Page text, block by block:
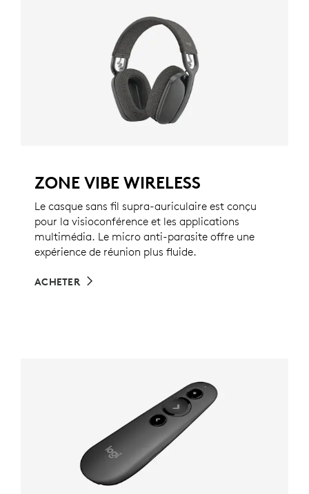
ZONE VIBE WIRELESS
Le casque sans fil supra-auriculaire est conçu
pour la visioconférence et les applications
multimédia. Le micro anti-parasite offre une
expérience de réunion plus fluide.
ACHETER